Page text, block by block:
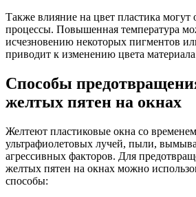
Также влияние на цвет пластика могут
процессы. Повышенная температура
исчезновению некоторых пигментов
приводит к изменению цвета
Способы
желтых пятен на окнах
Желтеют пластиковые окна со временем
ультрафиолетовых лучей, пыли,
агрессивных факторов. Для
желтых пятен на окнах можно
способы: